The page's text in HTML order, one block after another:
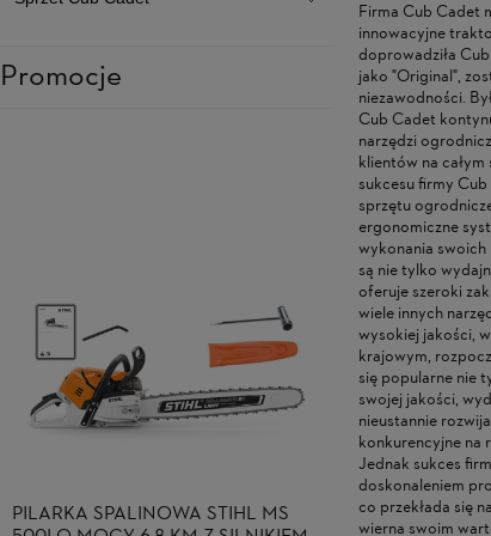
Promocje
PILARKA SPALINOWA STIHL MS
ODKURZACZ
Firma Cub Cadet
innowacyjne
doprowadziła
jako "Original",
niezawodności.
Cub Cadet
narzędzi
klientów na
sukcesu firmy
sprzętu
ergonomiczne
wykonania
są nie tylko
oferuje szeroki
wiele innych
wysokiej jakości,
krajowym,
się popularne nie
swojej jakości,
nieustannie
konkurencyjne na
Jednak sukces
doskonaleniem
co przekłada się
wierna swoim